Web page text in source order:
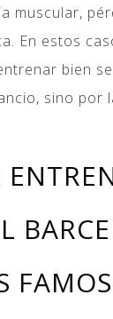
muscular,
En estos
bien
sino por